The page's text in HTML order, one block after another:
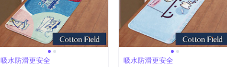
吸水防滑更安全 吸水防滑更安全